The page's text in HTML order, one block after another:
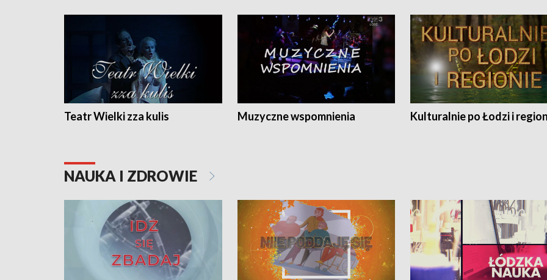
Teatr Wielki zza kulis Muzyczne wspomnienia Kulturalnie po Łodzi i
NAUKA I ZDROWIE